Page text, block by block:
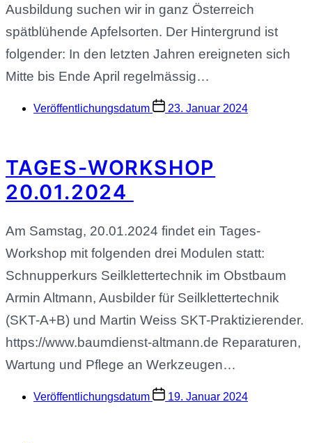
Ausbildung suchen wir in ganz Österreich
spätblühende Apfelsorten. Der Hintergrund ist
folgender: In den letzten Jahren ereigneten sich
Mitte bis Ende April regelmässig…
Veröffentlichungsdatum 23. Januar 2024
TAGES-WORKSHOP
20.01.2024
Am Samstag, 20.01.2024 findet ein Tages-
Workshop mit folgenden drei Modulen statt:
Schnupperkurs Seilklettertechnik im Obstbaum
Armin Altmann, Ausbilder für Seilklettertechnik
(SKT-A+B) und Martin Weiss SKT-Praktizierender.
https://www.baumdienst-altmann.de Reparaturen,
Wartung und Pflege an Werkzeugen…
Veröffentlichungsdatum 19. Januar 2024